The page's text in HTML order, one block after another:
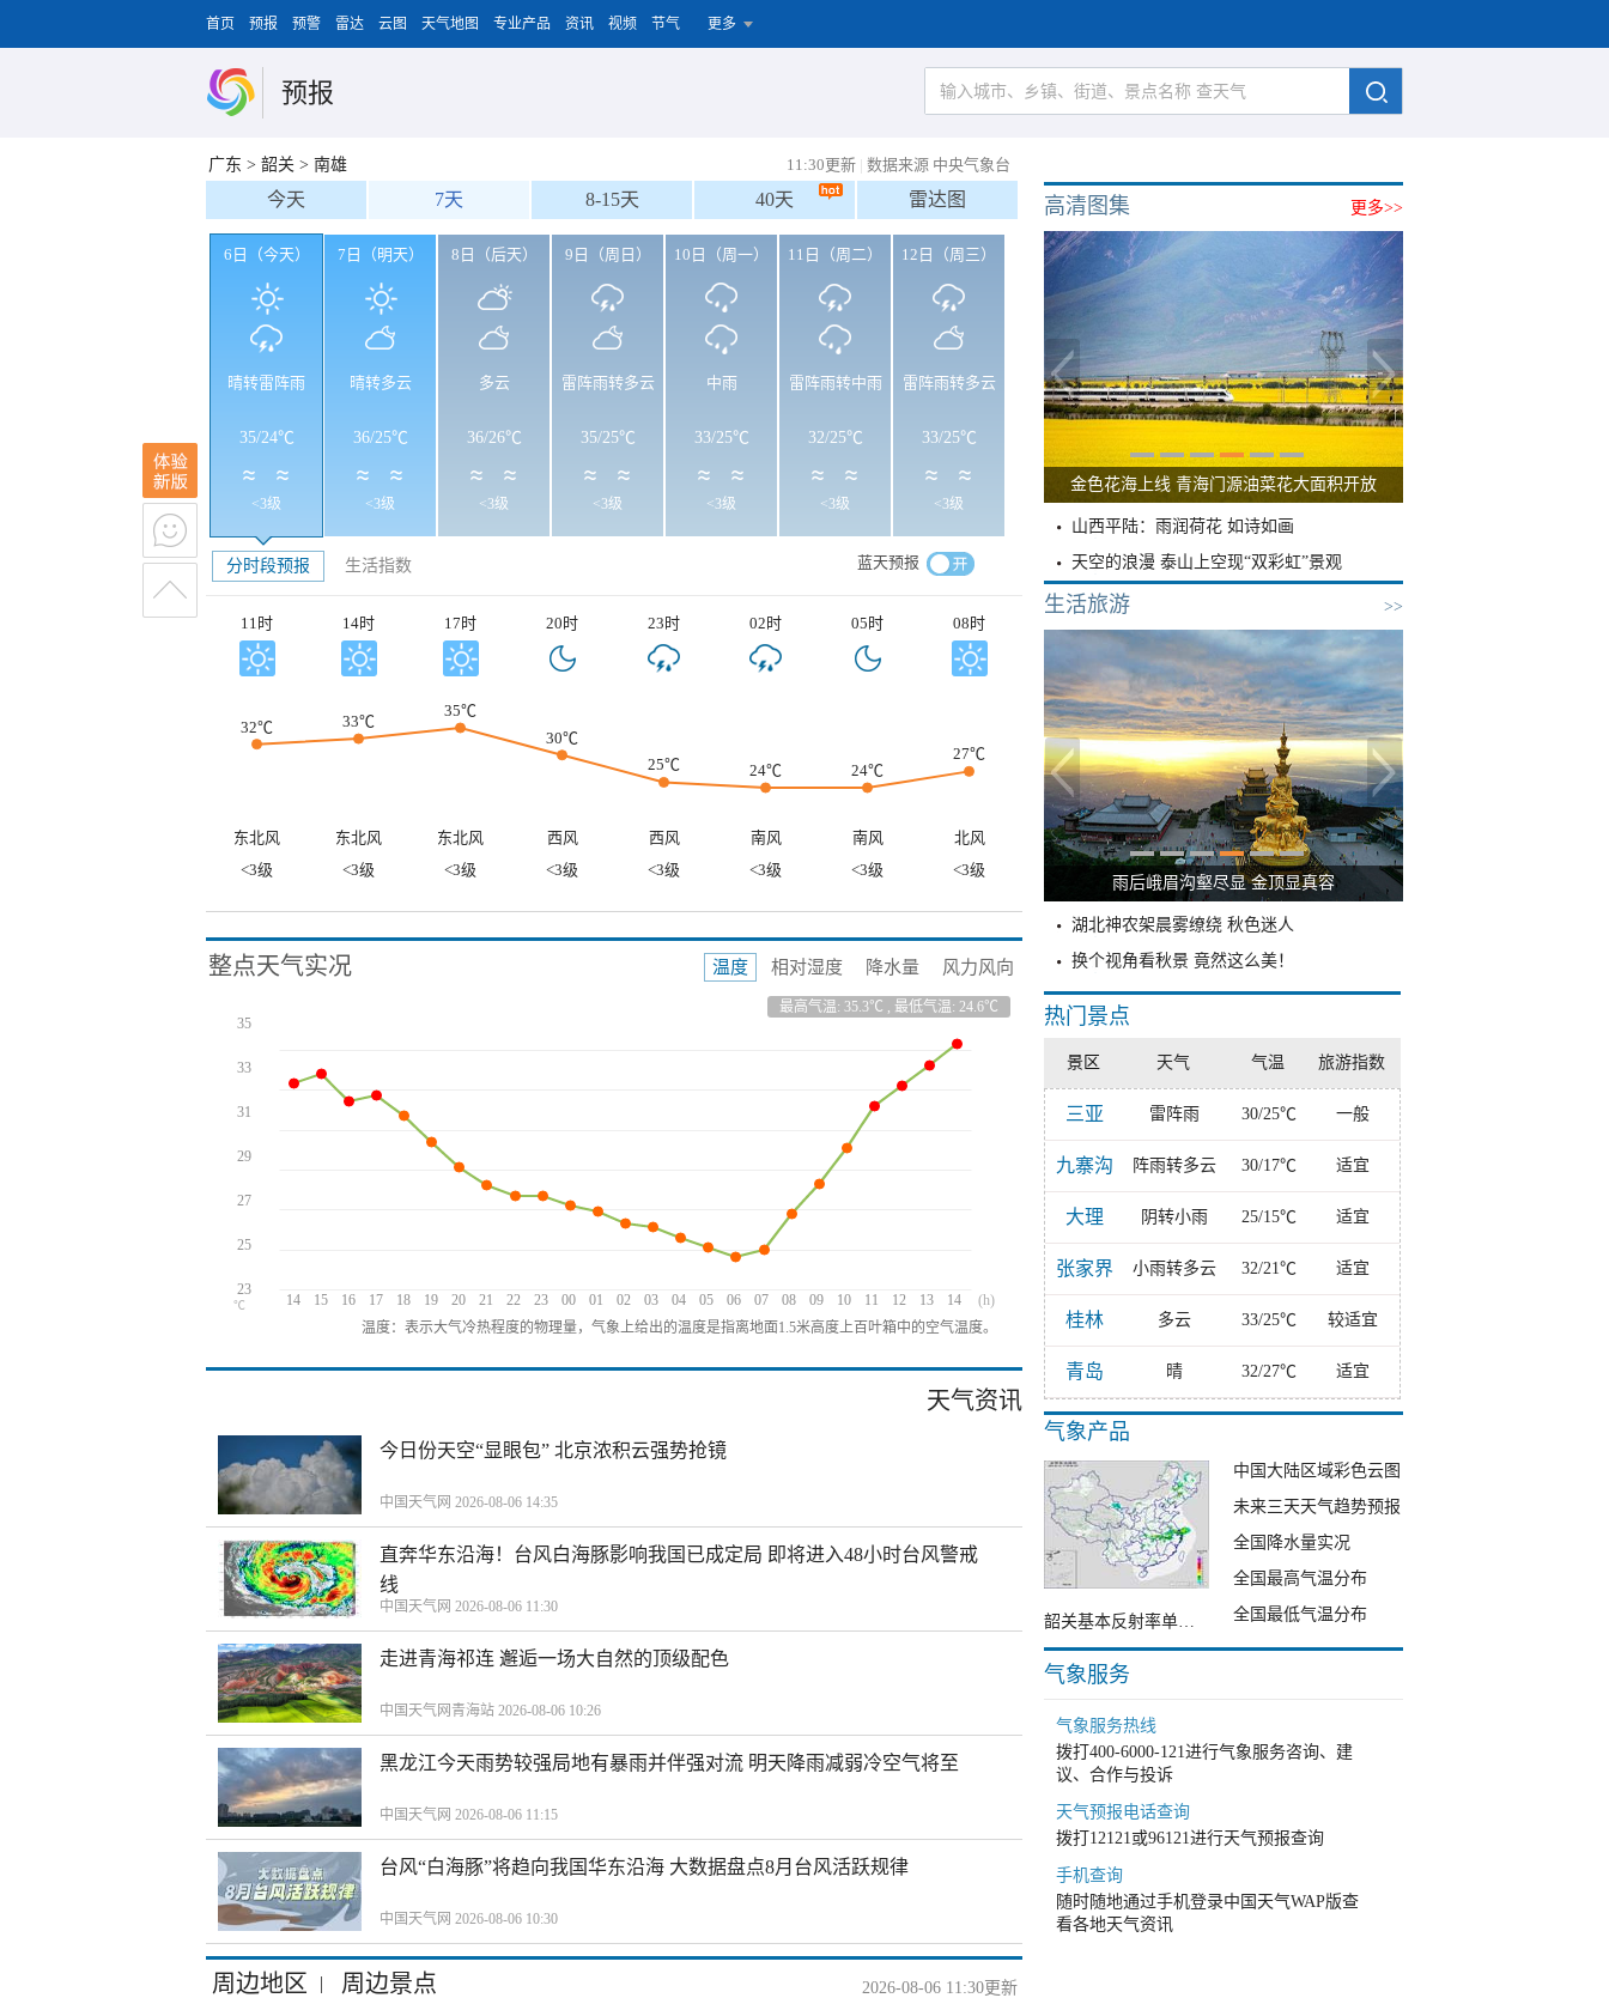
首页 预报 预警 雷达 云图 天气地图 专业产品 资讯 视频 节气 更多
预报
广东 > 韶关 > 南雄 11:30更新 | 数据来源 中央气象台
今天 7天 8-15天 40天 雷达图
6日（今天）
晴转雷阵雨
35/24℃
<3级
7日（明天）
晴转多云
36/25℃
<3级
8日（后天）
多云
36/26℃
<3级
9日（周日）
雷阵雨转多云
35/25℃
<3级
10日（周一）
中雨
33/25℃
<3级
11日（周二）
雷阵雨转中雨
32/25℃
<3级
12日（周三）
雷阵雨转多云
33/25℃
<3级
分时段预报 生活指数 蓝天预报
11时 14时 17时 20时 23时 02时 05时 08时
32℃ 33℃
35℃
30℃
25℃
24℃ 24℃
27℃
东北风 东北风 东北风 西风 西风 南风 南风
北风
<3级
<3级 <3级 <3级 <3级 <3级 <3级 <3级
整点天气实况 温度 相对湿度 降水量 风力风向
最高气温: 35.3℃ , 最低气温: 24.6℃
14 15 16 17 18 19 20 21 22 23 00 01 02 03 04 05 06 07 08 09 10 11 12 13 14
35
33
31
29
27
25
23
(h)
℃
温度：表示大气冷热程度的物理量，气象上给出的温度是指离地面1.5米高度上百叶箱中的空气温度。
天气资讯
今日份天空“显眼包” 北京浓积云强势抢镜
中国天气网 2026-08-06 14:35
直奔华东沿海！台风白海豚影响我国已成定局 即将进入48小时台风警戒
线
中国天气网 2026-08-06 11:30
走进青海祁连 邂逅一场大自然的顶级配色
中国天气网青海站 2026-08-06 10:26
黑龙江今天雨势较强局地有暴雨并伴强对流 明天降雨减弱冷空气将至
中国天气网 2026-08-06 11:15
台风“白海豚”将趋向我国华东沿海 大数据盘点8月台风活跃规律
中国天气网 2026-08-06 10:30
周边地区 | 周边景点 2026-08-06 11:30更新
更多>>
高清图集
呼伦贝尔草原 藏着最治愈的蓝天白云
山西平陆：雨润荷花 如诗如画
天空的浪漫 泰山上空现“双彩虹”景观
>>
生活旅游
秋意浓 蓝天映衬下的哈尔滨伏尔加庄园
湖北神农架晨雾缭绕 秋色迷人
换个视角看秋景 竟然这么美！
热门景点
景区 天气 气温 旅游指数
三亚 雷阵雨 30/25℃ 一般
九寨沟 阵雨转多云 30/17℃ 适宜
大理 阴转小雨 25/15℃ 适宜
张家界 小雨转多云 32/21℃ 适宜
桂林 多云 33/25℃ 较适宜
青岛 晴 32/27℃ 适宜
气象产品
韶关基本反射率单站雷达图
中国大陆区域彩色云图
未来三天天气趋势预报
全国降水量实况
全国最高气温分布
全国最低气温分布
气象服务
气象服务热线
拨打400-6000-121进行气象服务咨询、建
议、合作与投诉
天气预报电话查询
拨打12121或96121进行天气预报查询
手机查询
随时随地通过手机登录中国天气WAP版查
看各地天气资讯